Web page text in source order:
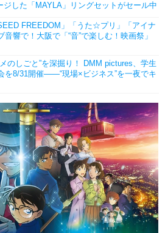
ジした「MAYLA」リングセットがセール中
FREEDOM」「うた☆プリ」「アイナ
響で！大阪で「“音”で楽しむ！映画祭」
のしごと”を深掘り！ DMM pictures、学生
を8/31開催――“現場×ビジネス”を一夜でキ